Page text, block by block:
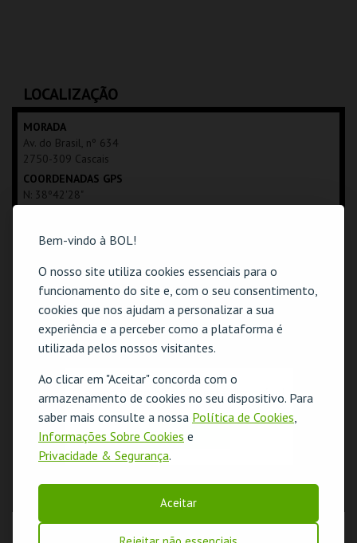
Bem-vindo à BOL!
O nosso site utiliza cookies essenciais para o
funcionamento do site e, com o seu consentimento,
cookies que nos ajudam a personalizar a sua
experiência e a perceber como a plataforma é
utilizada pelos nossos visitantes.
Ao clicar em "Aceitar" concorda com o
armazenamento de cookies no seu dispositivo. Para
saber mais consulte a nossa Política de Cookies
Informações Sobre Cookies e
Privacidade & Segurança.
Aceitar
LOCALIZAÇÃO
MORADA
Av. do Brasil, nº 634
2750-309 Cascais
COORDENADAS GPS
N: 38º42'28"
O evento escolhido não está disponível
OK